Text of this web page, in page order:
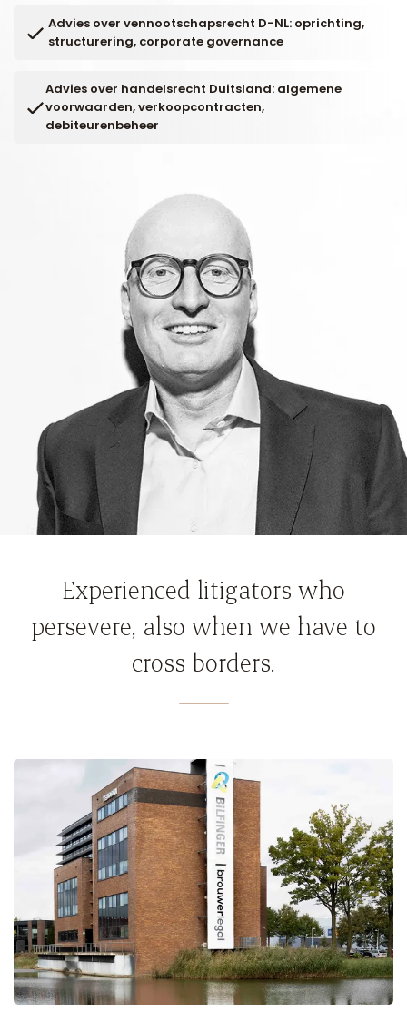
Advies over vennootschapsrecht D-NL: oprichting,
structurering, corporate governance
Advies over handelsrecht Duitsland: algemene
voorwaarden, verkoopcontracten,
debiteurenbeheer
Experienced litigators who
persevere, also when we have to
cross borders.